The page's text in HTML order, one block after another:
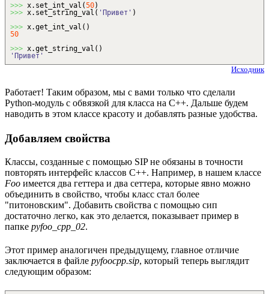
>>> x. set_int_val (50)
>>> x. set_string_val ( 'Привет' )
>>> x.get_int_val ( )
50
>>> x.get_string_val ( )
'Привет'
Исходник
Работает! Таким образом, мы с вами только что сделали
Python-модуль с обвязкой для класса на C++. Дальше будем
наводить в этом классе красоту и добавлять разные удобства.
Добавляем свойства
Классы, созданные с помощью SIP не обязаны в точности
повторять интерфейс классов C++. Например, в нашем классе
Foo имеется два геттера и два сеттера, которые явно можно
объединить в свойство, чтобы класс стал более
"питоновским". Добавить свойства с помощью сип
достаточно легко, как это делается, показывает пример в
папке pyfoo_cpp_02.
Этот пример аналогичен предыдущему, главное отличие
заключается в файле pyfoocpp.sip, который теперь выглядит
следующим образом: